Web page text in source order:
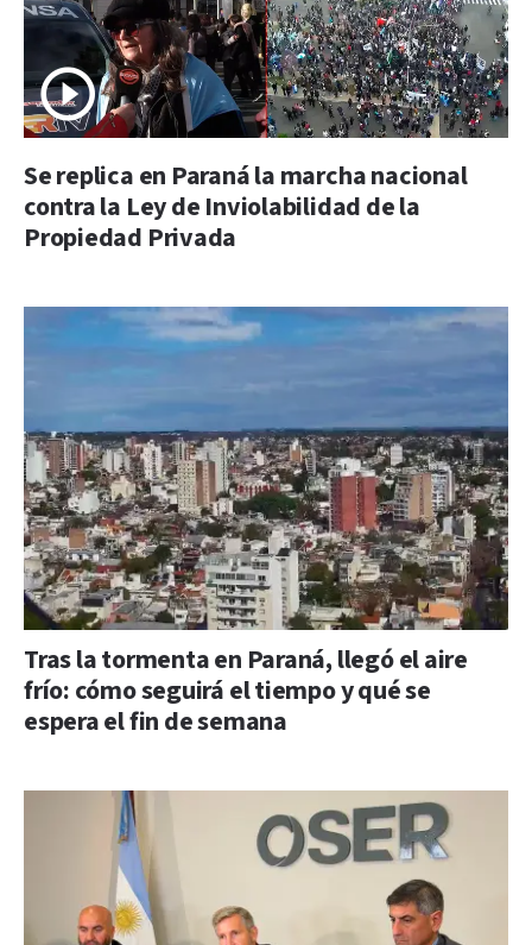
Se replica en Paraná la marcha nacional
contra la Ley de Inviolabilidad de la
Propiedad Privada
Tras la tormenta en Paraná, llegó el aire
frío: cómo seguirá el tiempo y qué se
espera el fin de semana